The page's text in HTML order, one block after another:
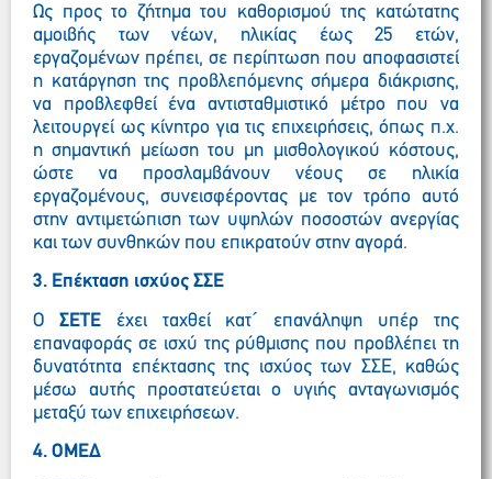
Ως προς το ζήτημα του καθορισμού της κατώτατης
αμοιβής των νέων, ηλικίας έως 25 ετών,
εργαζομένων πρέπει, σε περίπτωση που αποφασιστεί
η κατάργηση της προβλεπόμενης σήμερα διάκρισης,
να προβλεφθεί ένα αντισταθμιστικό μέτρο που να
λειτουργεί ως κίνητρο για τις επιχειρήσεις, όπως π.χ.
η σημαντική μείωση του μη μισθολογικού κόστους,
ώστε να προσλαμβάνουν νέους σε ηλικία
εργαζομένους, συνεισφέροντας με τον τρόπο αυτό
στην αντιμετώπιση των υψηλών ποσοστών ανεργίας
και των συνθηκών που επικρατούν στην αγορά.
3. Επέκταση ισχύος ΣΣΕ
Ο ΣΕΤΕέχει ταχθεί κατ´ επανάληψη υπέρ της
επαναφοράς σε ισχύ της ρύθμισης που προβλέπει τη
δυνατότητα επέκτασης της ισχύος των ΣΣΕ, καθώς
μέσω αυτής προστατεύεται ο υγιής ανταγωνισμός
μεταξύ των επιχειρήσεων.
4. ΟΜΕΔ